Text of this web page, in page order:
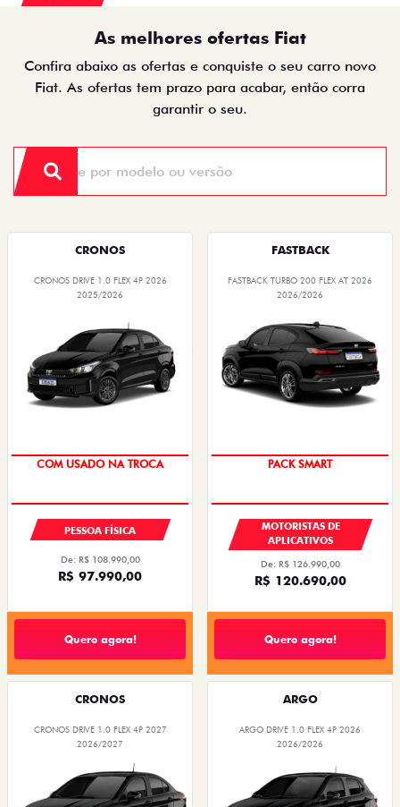
As melhores ofertas Fiat
Confira abaixo as ofertas e conquiste o seu carro novo
Fiat. As ofertas tem prazo para acabar, então corra
garantir o seu.
CRONOS
CRONOS DRIVE 1.0 FLEX 4P 2026
2025/2026
SUPER DESCONTO
PESSOA FÍSICA
De: R$ 108.990,00
R$ 97.990,00
Quero agora!
FASTBACK
FASTBACK TURBO 200 FLEX AT 2026
2026/2026
PACK SMART
MOTORISTAS DE
APLICATIVOS
De: R$ 126.990,00
R$ 120.690,00
Quero agora!
CRONOS
CRONOS DRIVE 1.0 FLEX 4P 2027
2026/2027
ARGO
ARGO DRIVE 1.0 FLEX 4P 2026
2026/2026